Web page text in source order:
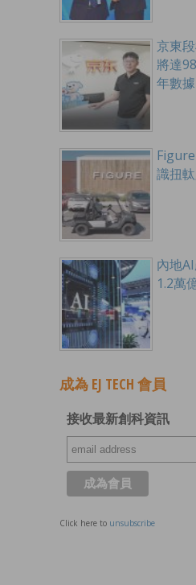
京東
將達
年數
識扭
內地
1.2萬
成為 EJ TECH 會員
接收最新創科資訊
Click here to unsubscribe